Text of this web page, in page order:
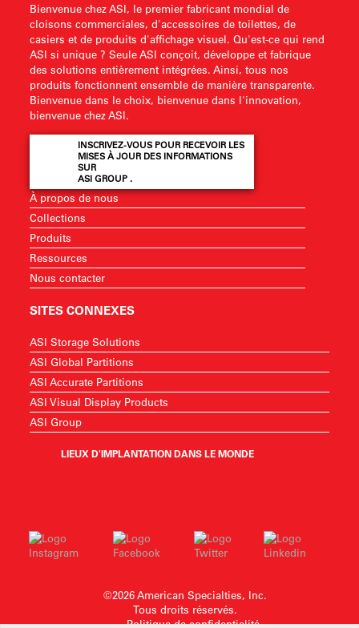
Bienvenue chez ASI, le premier fabricant mondial de
cloisons commerciales, d'accessoires de toilettes, de
casiers et de produits d'affichage visuel. Qu'est-ce qui rend
ASI si unique ? Seule ASI conçoit, développe et fabrique
des solutions entièrement intégrées. Ainsi, tous nos
produits fonctionnent ensemble de manière transparente.
Bienvenue dans le choix, bienvenue dans l'innovation,
bienvenue chez ASI.
INSCRIVEZ-VOUS POUR RECEVOIR LES
MISES À JOUR DES INFORMATIONS
SUR
ASI GROUP .
À propos de nous
Collections
Produits
Ressources
Nous contacter
SITES CONNEXES
ASI Storage Solutions
ASI Global Partitions
ASI Accurate Partitions
ASI Visual Display Products
ASI Group
LIEUX D'IMPLANTATION DANS LE MONDE
©2026 American Specialties, Inc.
Tous droits réservés.
Politique de confidentialité